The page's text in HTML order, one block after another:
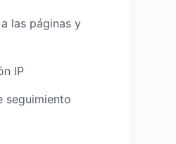
las páginas y
IP
seguimiento